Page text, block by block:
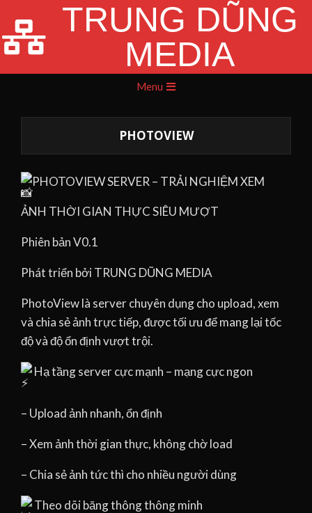
content
TRUNG DŨNG
MEDIA
Menu
Menu
PHOTOVIEW
PHOTOVIEW SERVER – TRẢI NGHIỆM XEM
ẢNH THỜI GIAN THỰC SIÊU MƯỢT
Phiên bản V0.1
Phát triển bởi TRUNG DŨNG MEDIA
PhotoView là server chuyên dụng cho upload, xem
và chia sẻ ảnh trực tiếp, được tối ưu để mang lại tốc
độ và độ ổn định vượt trội.
Hạ tầng server cực mạnh – mạng cực ngon
– Upload ảnh nhanh, ổn định
– Xem ảnh thời gian thực, không chờ load
– Chia sẻ ảnh tức thì cho nhiều người dùng
Theo dõi băng thông thông minh